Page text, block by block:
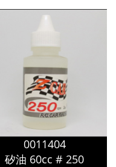
0011404
矽油 60cc # 250